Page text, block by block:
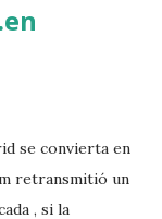
se convierta en
retransmitió un
, si la